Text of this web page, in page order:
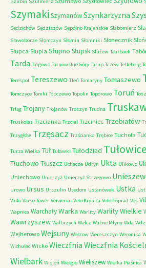
Szymaki SzymanówSzynkarzyzna
Sędzichów Sędziszów Sępólno Krajeńskie Słabomierz
Sławoborze Słomczyn Słomin Słomniki Słonecznik
Słupca Słupia Słupno Słupsk Służew Taarbaek
Tarda Targowo Tarnowskie Góry Tarup Tczew Telleborg
Terespol Tereszewo Tleń Tomaryny Tomaszewo
Tomczyce Tomki Topczewo Topolin Toporowo Toruń
Trląg Trojany Trojanów Troszyn Trudna
Truskolas Trzcianka Trzciel Trzciniec Trzebiatów
Trzygłów Trzęsacz Trzścianka Trębice Tuchola
Turza Wielka Tuł Tuławki Tułodziad Tułowice
Tłuchowo Tłuszcz Uchacze Udryn Ukta Ulikowo
Uniechowo Unierzyż Unierzyż Strzegowo
Urowo Ursus Urszulin Usedom Ustanówek Ustka
Vallo Varso Tower Veivieriai Velo Krynica Velo Poprad Ves
Wapnica WarchałyWarka Warlity Warlity Wielkie
Wawrzyszew Wałbrzych Wałcz Ważne Młyny Wda
Wejherowo Wejsuny Welzow Wereszczyn Weronika
Wichulec Wicko Wieczfnia Wieczfnia
Wielbark Wieleń Wielgie Wieliszew Wielka Piaśnica